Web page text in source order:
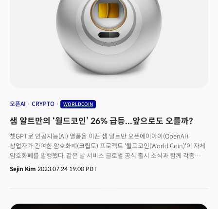
지급하는 꿈의 조각 등으로 게임 요소를 더했습니다. 👉 1만보∙마음챙김…
건강 앱 열풍건강앱은 사용을 많이 해도 사용자가 핸드폰 사용량에 대한
죄책감을 덜 수 있는 특징이 있습니다. 이는 곧 장기체류와 앱 수익으로
이어지죠. 이에 건강∙식단관리 앱 마이피트니스팔(MyFitnessPal), 명상 앱 캄
(Calm), 나이키 등이 건강 앱 시장을 두고 각축전을 벌이고 있습니다.
마이피트니스팔은 2억명 이상의 사용자를 보유하고 있으며 수익의 대부분이
구독에서 나오죠. 캄은 명상에 연 70달러를 지불하는 400만명 이상의
사용자를 보유하고 있습니다. 나이키는 지난해 디지털 수익의 거의 절반이
포켓몬고는 출시 이후 10억회 다운로드 수를 기록한 데 이어 2020년에는
신작들을 선보였지만 이렇다 할 히트작이 없었죠. 이에 회사는 건강이라는
트렌드에 맞춘 포켓몬슬립을 출시, 오랜만에 웃음을 짓고 있습니다. 2023년
2월 모닝컨설트 데이터에 따르면 미국 성인의 40% 이상이 건강 앱을
사용하고 있으며 이 중 50% 이상이 매일 건강 앱을 확인하는 것으로
나타났습니다. 건강 앱 사용량은 2018년 12월 이후 6%, 웨어러블기기
사용은 8% 증가했습니다.
오픈AI CRYPTO WORLDCOIN
샘 알트만의 ‘월드코인’ 26% 급등...앞으로도 오를까?
챗GPT로 인공지능(AI) 열풍을 이끈 샘 알트만 오픈에이아이(OpenAI)
창업자가 관여한 암호화폐(크립토) 프로젝트 '월드코인(World Coin)'이 자체
암호화폐를 발행했다. 같은 날 서비스 글로벌 공식 출시 소식과 함께 각종
계획들을 쏟아내며 시장의 주목을 받고 있다. 다만 규제의 사각지대에서
홍채라는 민감정보를 수집해 사업한다는 점에서 여전히 우려가 나온다.
밝혔다. 월트코인프로토콜의 사업은 크게 신원인증 프로그램인 월드아이디
Sejin Kim 2023.07.24 19:00 PDT